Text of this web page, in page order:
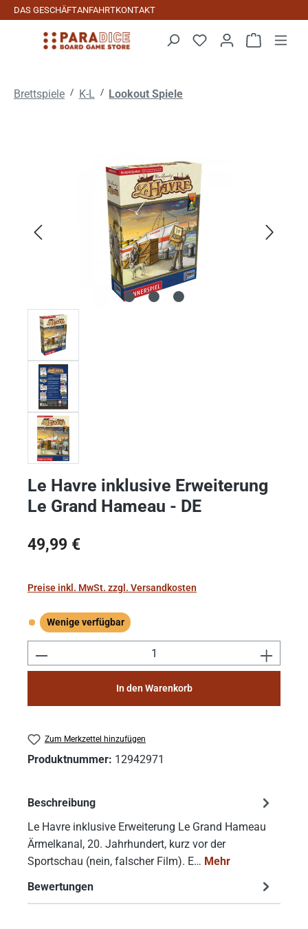
Zum Hauptinhalt springen
DAS GESCHÄFTANFAHRTKONTAKT
Brettspiele / K-L / Lookout Spiele
Bildergalerie überspringen
Le Havre inklusive Erweiterung
Le Grand Hameau - DE
Regulärer Preis:
49,99 €
Preise inkl. MwSt. zzgl. Versandkosten
Wenige verfügbar
Wenige verfügbar
Produkt Anzahl: Gib den gewünschten
In den Warenkorb
Zum Merkzettel hinzufügen
Produktnummer: 12942971
Beschreibung
Le Havre inklusive Erweiterung Le Grand Hameau
Ärmelkanal, 20. Jahrhundert, kurz vor der
Sportschau (nein, falscher Film). E… Mehr
Bewertungen